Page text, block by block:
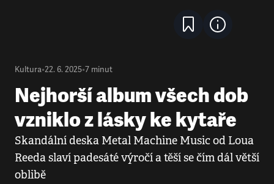
Kultura•22. 6. 2025•7 minut
Nejhorší album všech dob
vzniklo z lásky ke kytaře
Skandální deska Metal Machine Music od Loua
Reeda slaví padesáté výročí a těší se čím dál větší
oblibě